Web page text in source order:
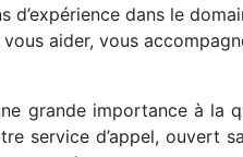
d’expérience dans le
aider, vous
grande importance à la
service d’appel, ouvert